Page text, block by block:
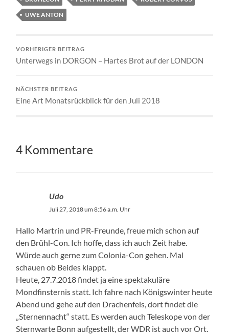
UWE ANTON
VORHERIGER BEITRAG
Unterwegs in DORGON – Hartes Brot auf der LONDON
NÄCHSTER BEITRAG
Eine Art Monatsrückblick für den Juli 2018
4 Kommentare
Udo
Juli 27, 2018 um 8:56 a.m. Uhr
Hallo Martrin und PR-Freunde, freue mich schon auf
den Brühl-Con. Ich hoffe, dass ich auch Zeit habe.
Würde auch gerne zum Colonia-Con gehen. Mal
schauen ob Beides klappt.
Heute, 27.7.2018 findet ja eine spektakuläre
Mondfinsternis statt. Ich fahre nach Königswinter heute
Abend und gehe auf den Drachenfels, dort findet die
„Sternennacht“ statt. Es werden auch Teleskope von der
Sternwarte Bonn aufgestellt, der WDR ist auch vor Ort.